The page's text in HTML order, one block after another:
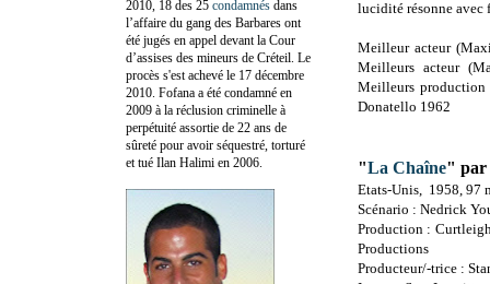
lucidité résonne avec
Meilleur acteur
Meilleurs acteur
Meilleurs production
Donatello 1962
"La Chaîne" par
Etats-Unis, 1958, 97
Scénario : Nedrick
Production :
Productions
Producteur/-trice :
2010, 18 des 25 condamnés dans
l’affaire du gang des Barbares ont
été jugés en appel devant la Cour
d’assises des mineurs de Créteil. Le
procès s'est achevé le 17 décembre
2010. Fofana a été condamné en
2009 à la réclusion criminelle à
perpétuité assortie de 22 ans de
sûreté pour avoir séquestré, torturé
et tué Ilan Halimi en 2006.